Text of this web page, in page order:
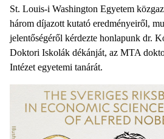
St. Louis-i Washington Egyetem
három díjazott kutató eredményeiről,
jelentőségéről kérdezte honlapunk dr.
Doktori Iskolák dékánját, az MTA
Intézet egyetemi tanárát.